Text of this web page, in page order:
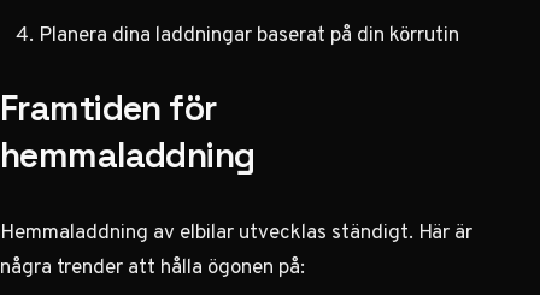
Planera dina laddningar baserat på din körrutin
Framtiden för
hemmaladdning
Hemmaladdning av elbilar utvecklas ständigt. Här är
några trender att hålla ögonen på: